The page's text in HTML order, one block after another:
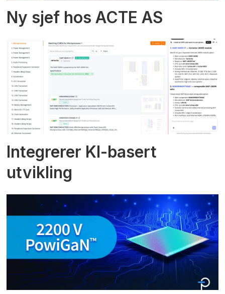
Ny sjef hos ACTE AS
Integrerer KI-basert
utvikling